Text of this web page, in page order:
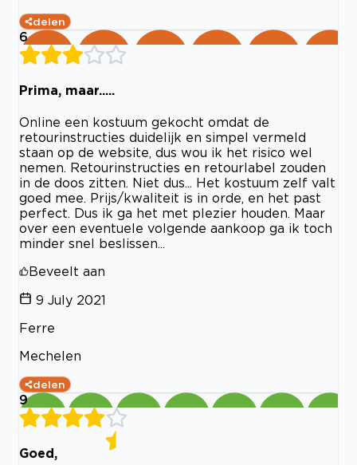
delen
6
Prima, maar.....
Online een kostuum gekocht omdat de
retourinstructies duidelijk en simpel vermeld
staan op de website, dus wou ik het risico wel
nemen. Retourinstructies en retourlabel zouden
in de doos zitten. Niet dus... Het kostuum zelf valt
goed mee. Prijs/kwaliteit is in orde, en het past
perfect. Dus ik ga het met plezier houden. Maar
over een eventuele volgende aankoop ga ik toch
minder snel beslissen...
Beveelt aan
9 July 2021
Ferre
Mechelen
delen
9
Goed,